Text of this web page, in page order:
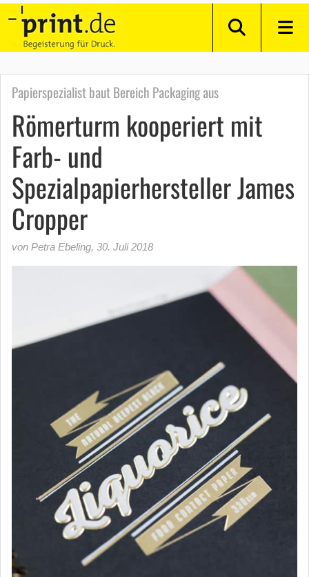
Papierspezialist baut Bereich Packaging aus
Römerturm kooperiert mit
Farb- und
Spezialpapierhersteller James
Cropper
von Petra Ebeling, 30. Juli 2018